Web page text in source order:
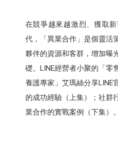
在競爭越來越激烈、獲取
代，「異業合作」是個靈活
夥伴的資源和客群，增加曝
礎。LINE經營者小聚的「零
養護專家」艾瑪絲分享LINE
的成功經驗（上集）；社群
業合作的實戰案例（下集）。